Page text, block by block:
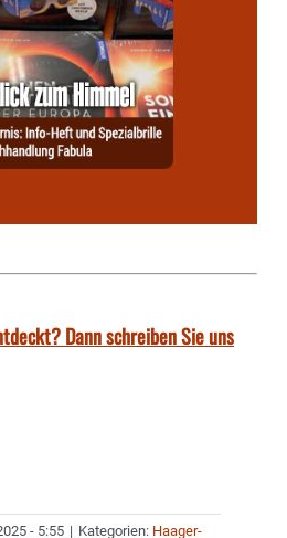
Dann schreiben Sie uns
- 5:55 | Kategorien: Haager-